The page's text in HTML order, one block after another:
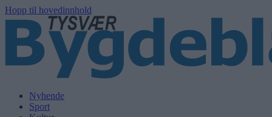
Hopp til hovedinnhold
Nyhende
Sport